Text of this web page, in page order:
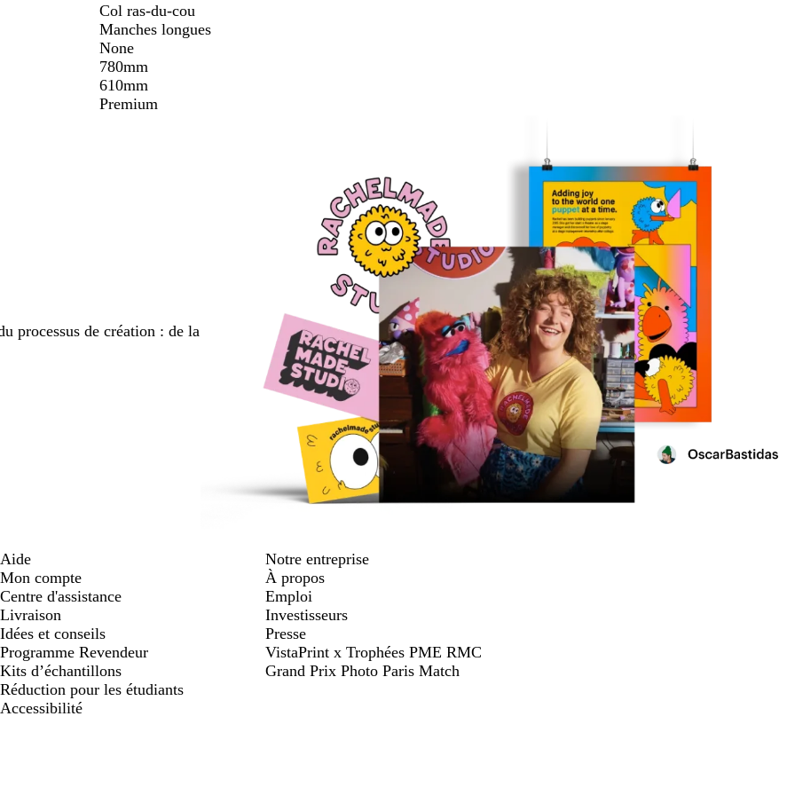
Col ras-du-cou
Manches longues
None
780mm
610mm
Premium
processus de création : de la
Aide
Mon compte
Centre d'assistance
Livraison
Idées et conseils
Programme Revendeur
Kits d’échantillons
Réduction pour les étudiants
Accessibilité
Notre entreprise
À propos
Emploi
Investisseurs
Presse
VistaPrint x Trophées PME RMC
Grand Prix Photo Paris Match